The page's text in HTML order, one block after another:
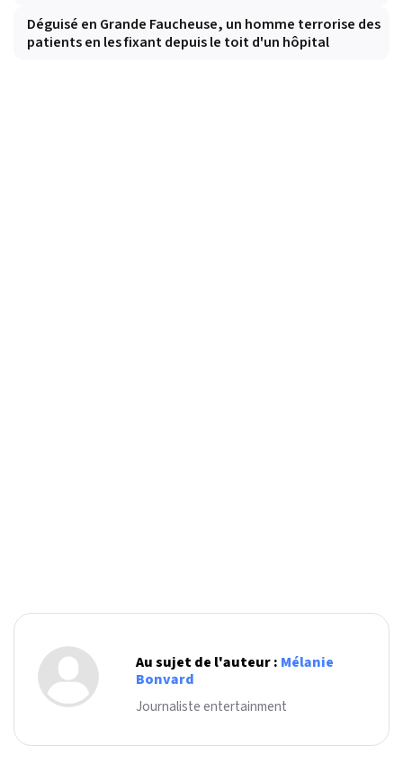
Déguisé en Grande Faucheuse, un homme terrorise des
patients en les fixant depuis le toit d'un hôpital
Au sujet de l'auteur : Mélanie
Bonvard
Journaliste entertainment